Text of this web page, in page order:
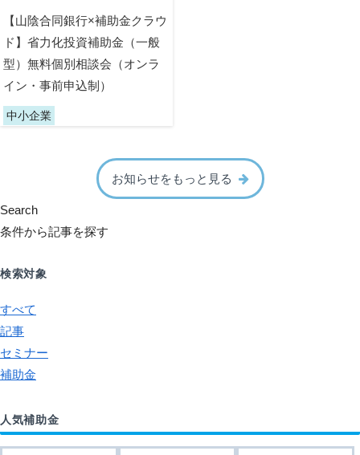
【山陰合同銀行×補助金クラウ
ド】省力化投資補助金（一般
型）無料個別相談会（オンラ
イン・事前申込制）
中小企業
お知らせをもっと見る
Search
条件から記事を探す
検索対象
すべて
記事
セミナー
補助金
人気補助金